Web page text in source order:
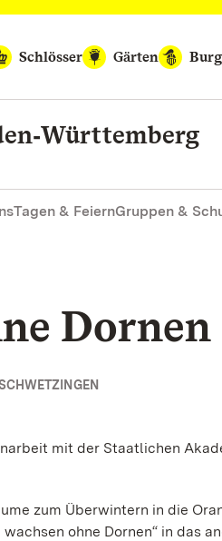
Schlösser
Gärten
Tagen & FeiernGruppen &
Dornen
mit der Staatlichen
zum Überwintern in die
ohne Dornen“ in das